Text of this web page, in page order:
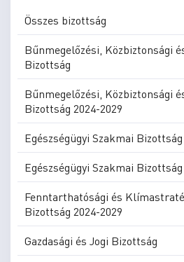
Összes bizottság
Bűnmegelőzési, Közbiztonsági
Bizottság
Bűnmegelőzési, Közbiztonsági
Bizottság 2024-2029
Egészségügyi Szakmai Bizottság
Egészségügyi Szakmai Bizottság
Fenntarthatósági és
Bizottság 2024-2029
Gazdasági és Jogi Bizottság